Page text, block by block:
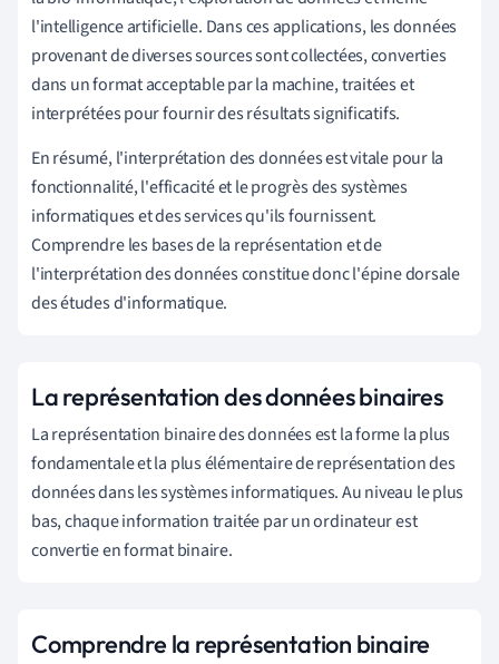
l'intelligence artificielle. Dans ces applications, les données
provenant de diverses sources sont collectées, converties
dans un format acceptable par la machine, traitées et
interprétées pour fournir des résultats significatifs.
En résumé, l'interprétation des données est vitale pour la
fonctionnalité, l'efficacité et le progrès des systèmes
informatiques et des services qu'ils fournissent.
Comprendre les bases de la représentation et de
l'interprétation des données constitue donc l'épine dorsale
des études d'informatique.
La représentation des données binaires
La représentation binaire des données est la forme la plus
fondamentale et la plus élémentaire de représentation des
données dans les systèmes informatiques. Au niveau le plus
bas, chaque information traitée par un ordinateur est
convertie en format binaire.
Comprendre la représentation binaire